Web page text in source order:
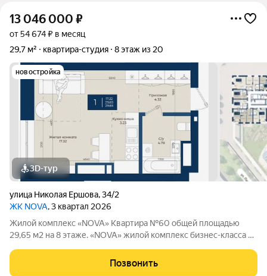
13 046 000 ₽
от 54 674 ₽ в месяц
29,7 м²
квартира-студия 8 этаж из 20
новостройка
3D-тур
улица Николая Ершова,34/2
ЖК NOVA, 3 квартал 2026
Жилой комплекс «NOVA» Квартира №60 общей площадью
29,65 м2 на 8 этаже. «NOVA» жилой комплекс бизнес-клаcсa oт
класса собраны в одном месте. На территории ЖК
расположены торговые галереи,
Позвонить